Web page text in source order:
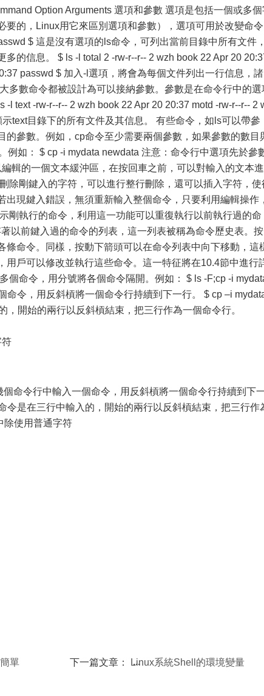
Option Arguments 選項和參數 選項是包括一個或多個
要的，Linux用它來區別選項和參數），選項可用於改變命令
$ 這是沒有選項的ls命令，可列出當前目錄中所有文件，
多的信息。 $ ls -l total 2 -rw-r--r-- 2 wzh book 22 Apr 20
passwd $ 加入-l選項，將會為每個文件列出一行信息，諸
多數命令都被設計為可以接納參數。參數是在命令行中的選
l text -rw-r--r-- 2 wzh book 22 Apr 20 20:37 motd -rw-r--r-- 2
text目錄下的所有文件及其信息。 有些命令，如ls可以帶參
的參數。例如，cp命令至少需要兩個參數，如果參數的數目
例如： $ cp -i mydata newdata 注意：命令行中選項先於參
輯的一個文本緩沖區，在按回車之前，可以對輸入的文本進
除剛鍵入的字符，可以進行整行刪除，還可以插入字符，使
現鍵入錯誤，無須重新輸入整個命令，只要利用編輯操作，
剛執行的命令，利用這一功能可以重復執行以前執行過的命
以前鍵入過的命令的列表，這一列表被稱為命令歷史表。按
條命令。同樣，按動下箭頭可以在命令列表中向下移動，這
用戶可以修改並執行這些命令。這一特征將在10.4節中進行
個命令，用分號將各個命令隔開。例如： $ ls -F;cp -i
命令，用反斜槓將一個命令行持續到下一行。 $ cp –i
，開始的兩行以反斜槓結束，把三行作為一個命令行。
符
命令行中輸入一個命令，用反斜槓將一個命令行持續到下
令是在三行中輸入的，開始的兩行以反斜槓結束，把三行作
除使用普通字符
單
下一篇文章：
Linux系統Shell的環境變量